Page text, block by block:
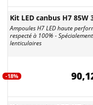
Kit LED canbus H7
Ampoules H7 LED haute
respecté à 100% -
lenticulaires
-18%